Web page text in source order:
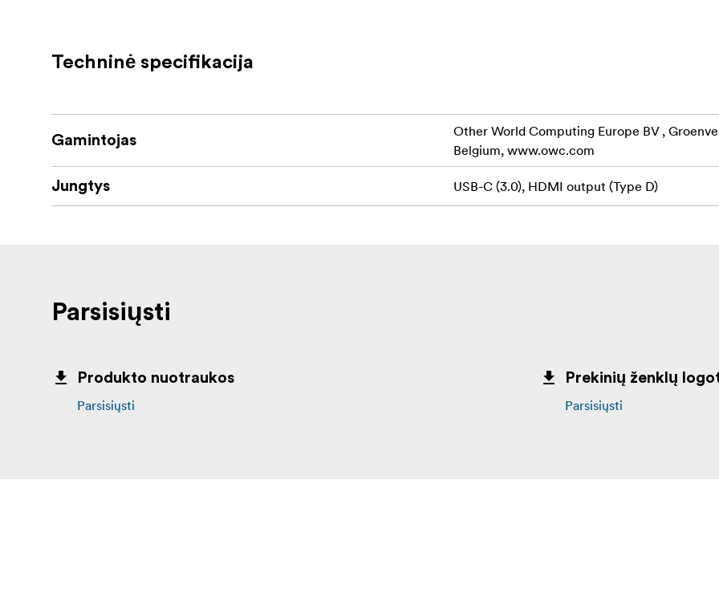
Techninė specifikacija
Gamintojas
Other World Computing Europe BV ,
Belgium, www.owc.com
Jungtys USB-C (3.0), HDMI output (Type D)
Parsisiųsti
Produkto nuotraukos
Parsisiųsti
Prekinių ženklų
Parsisiųsti